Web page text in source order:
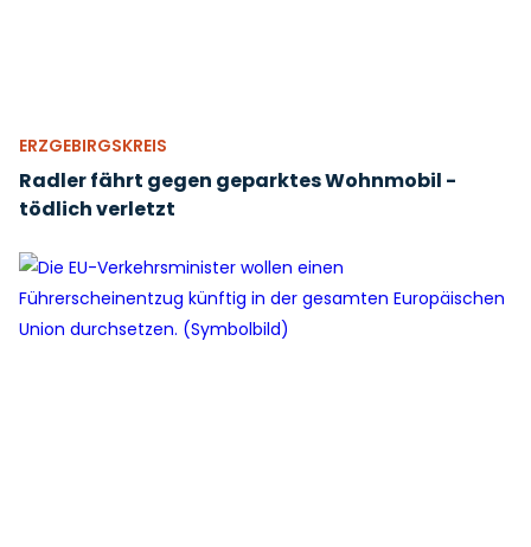
ERZGEBIRGSKREIS
Radler fährt gegen geparktes Wohnmobil -
tödlich verletzt